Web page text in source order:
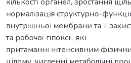
кількості органел, зростання
нормалізація структурно-
внутрішньої мембрани та її
та робочої гіпоксії, які
притаманні інтенсивним